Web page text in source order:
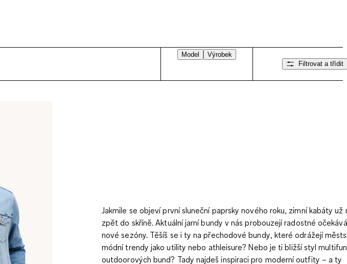
Model
Výrobek
Filtrovat a třídit
Jakmile se objeví první sluneční paprsky nového roku, zimní kabáty už
zpět do skříně.Aktuální jarní bundy v nás probouzejí radostné
nové sezóny. Těšíš se i ty napřechodové bundy, které odrážejí
módní trendy jakoutility nebo athleisure? Nebo je ti bližší styl
outdoorových bund? Tady najdeš inspiraci pro moderní outfity – a ty